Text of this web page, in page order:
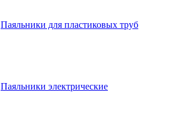
Паяльники для пластиковых труб
Паяльники электрические